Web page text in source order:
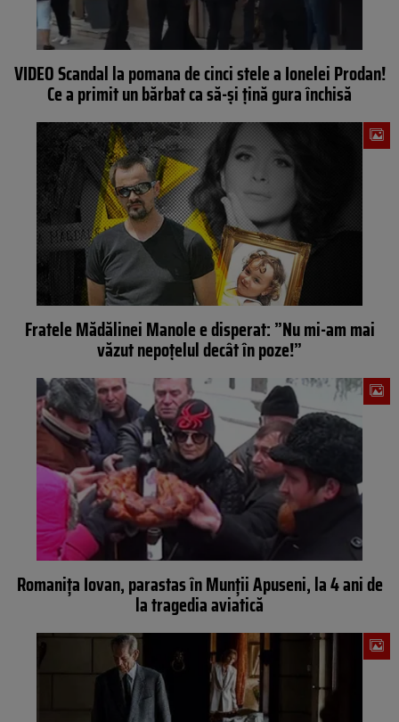
VIDEO Scandal la pomana de cinci stele a Ionelei Prodan!
Ce a primit un bărbat ca să-și țină gura închisă
Fratele Mădălinei Manole e disperat: ”Nu mi-am mai
văzut nepoțelul decât în poze!”
Romaniţa Iovan, parastas în Munţii Apuseni, la 4 ani de
la tragedia aviatică